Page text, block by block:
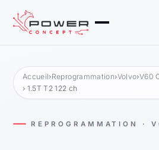
Accueil›Reprogrammation›Volvo›V60
› 1.5T T2 122 ch
REPROGRAMMATION ·